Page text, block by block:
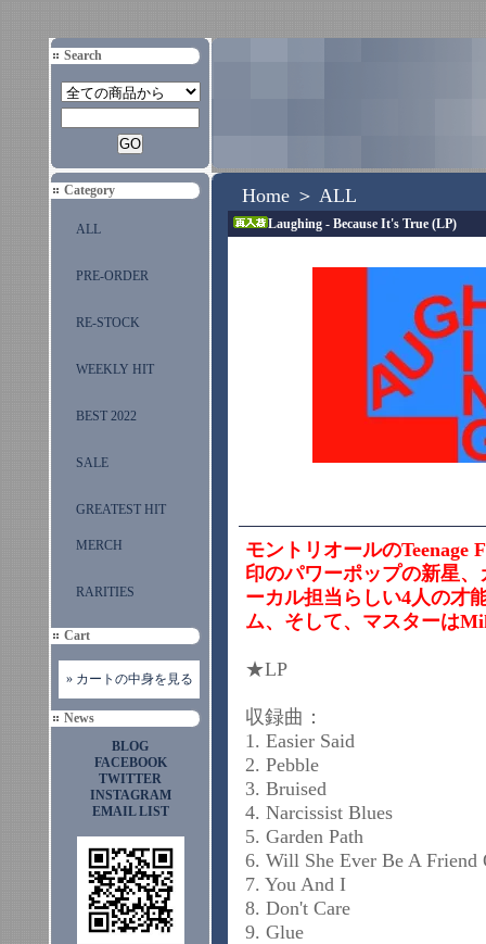
Search
Category
ALL
PRE-ORDER
RE-STOCK
WEEKLY HIT
BEST 2022
SALE
GREATEST HIT
MERCH
RARITIES
Cart
» カートの中身を見る
News
BLOG
FACEBOOK
TWITTER
INSTAGRAM
EMAIL LIST
Home ＞ ALL
Laughing - Because It's True (LP)
モントリオールのTeenage
印のパワーポップの新星
ーカル担当らしい4人の才
ム、そして、マスターは
★LP
収録曲：
1. Easier Said
2. Pebble
3. Bruised
4. Narcissist Blues
5. Garden Path
6. Will She Ever Be A Friend
7. You And I
8. Don't Care
9. Glue